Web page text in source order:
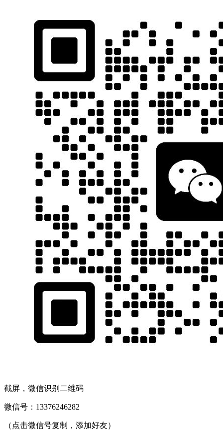
截屏，微信识别二维码
微信号： 13376246282
（点击微信号复制，添加好友）